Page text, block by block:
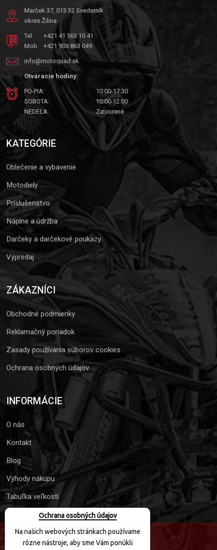
Ochrana osobných údajov
Na našich webových stránkach používame
rôzne nástroje, aby sme Vám ponúkli
Marček 37, 013 32 Svederník
okres Žilina
Tel.
+421 41 563 10 41
Mob.
+421 905 863 049
info@motoquad.sk
Otváracie hodiny:
PO-PIA:
10:00-17:30
SOBOTA:
10:00-12:00
NEDEĽA:
Zatvorené
KATEGÓRIE
Oblečenie a vybavenie
Motodiely
Príslušenstvo
Náplne a údržba
Darčeky a darčekové poukazy
Výpredaj
ZÁKAZNÍCI
Obchodné podmienky
Reklamačný poriadok
Zasady používania súborov cookies
Ochrana osobných údajov
INFORMÁCIE
O nás
Kontakt
Blog
Výhody nákupu
Tabuľka veľkostí